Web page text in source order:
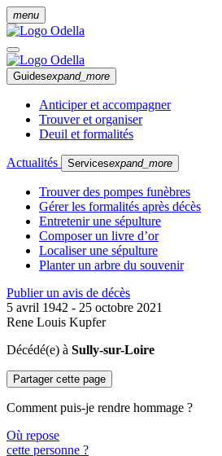
menu
Guidesexpand_more
Anticiper et accompagner
Trouver et organiser
Deuil et formalités
Actualités Servicesexpand_more
Trouver des pompes funèbres
Gérer les formalités après décès
Entretenir une sépulture
Composer un livre d’or
Localiser une sépulture
Planter un arbre du souvenir
Publier un avis de décès
5 avril 1942 - 25 octobre 2021
Rene Louis Kupfer
Décédé(e) à Sully-sur-Loire
Partager cette page
Comment puis-je rendre hommage ?
Où repose
cette personne ?